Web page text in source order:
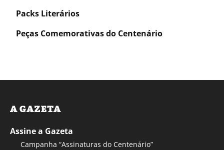
Packs Literários
Peças Comemorativas do Centenário
A GAZETA
Assine a Gazeta
Campanha “Assinaturas do Centenário”